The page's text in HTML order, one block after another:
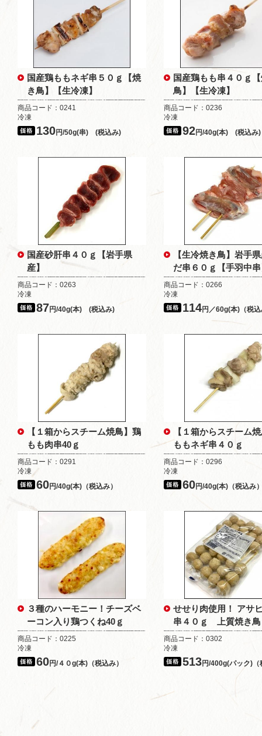
国産鶏ももネギ串５０ｇ【焼
き鳥】【生冷凍】
商品コード：0241
冷凍
130円/50g(串) (税込み)
国産鶏もも串４０ｇ
鳥】【生冷凍】
商品コード：0236
冷凍
92円/40g(本) (税込み)
国産砂肝串４０ｇ【岩手県
産】
商品コード：0263
冷凍
87円/40g(本) (税込み)
【生冷焼き鳥】岩手
だ串６０ｇ【手羽中
商品コード：0266
冷凍
114円／60g(本)（税
【１箱からスチーム焼鳥】鶏
もも肉串40ｇ
商品コード：0291
冷凍
60円/40g(本)（税込み）
【１箱からスチーム
ももネギ串４０ｇ
商品コード：0296
冷凍
60円/40g(本)（税込み
３種のハーモニー！チーズベ
ーコン入り鶏つくね40ｇ
商品コード：0225
冷凍
60円/４０g(本)（税込み）
せせり肉使用！ アサ
串４０ｇ 上質焼き鳥
商品コード：0302
冷凍
513円/400g(パック)（